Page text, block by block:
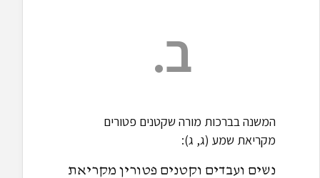
ב.
המשנה בברכות מורה שקטנים פטורים
מקריאת שמע (ג, ג):
נשים ועבדים וקטנים פטורין מקריאת